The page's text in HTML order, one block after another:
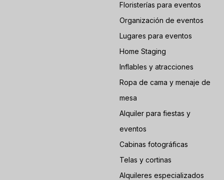
Floristerías para eventos
Organización de eventos
Lugares para eventos
Home Staging
Inflables y atracciones
Ropa de cama y menaje de
mesa
Alquiler para fiestas y
eventos
Cabinas fotográficas
Telas y cortinas
Alquileres especializados